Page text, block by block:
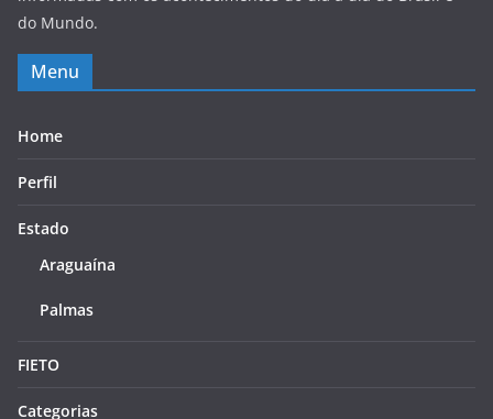
do Mundo.
Menu
Home
Perfil
Estado
Araguaína
Palmas
FIETO
Categorias